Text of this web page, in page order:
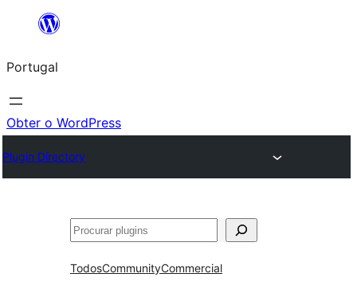
Saltar
o
conteúdo
Portugal
Obter o WordPress
Plugin Directory
Pesquisar
TodosCommunityCommercial